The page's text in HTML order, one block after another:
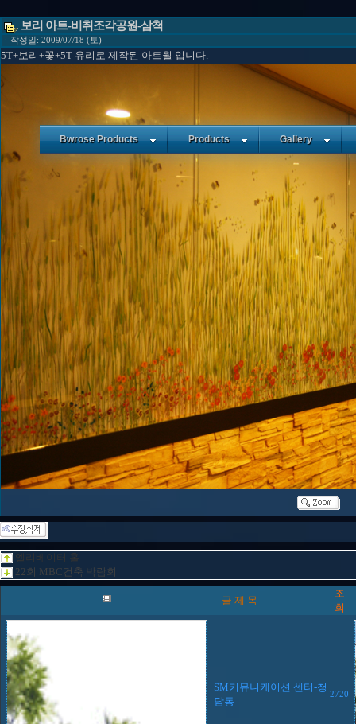
Bwrose Products Products Gallery
보리 아트-비취조각공원-삼척
ㆍ작성일: 2009/07/18 (토)
5T+보리+꽃+5T 유리로 제작된 아트월 입니다.
엘리베이터 홀
22회 MBC건축 박람회
글 제 목
조
회
SM커뮤니케이션 센터-청
담동
2720